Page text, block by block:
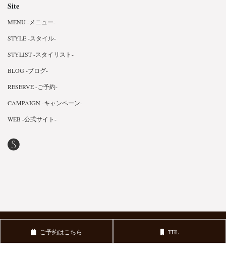
ご予約はこちら TEL
Site
MENU -メニュー-
STYLE -スタイル-
STYLIST -スタイリスト-
BLOG -ブログ-
RESERVE -ご予約-
CAMPAIGN -キャンペーン-
WEB -公式サイト-
Copyright © 2018 株式会社Mahalo. All Rights Reserved.